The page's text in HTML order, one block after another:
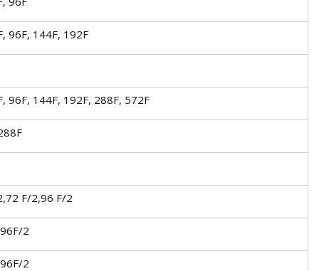
96F, 144F, 192F
96F, 144F, 192F, 288F, 572F
F/2,96 F/2
2
2